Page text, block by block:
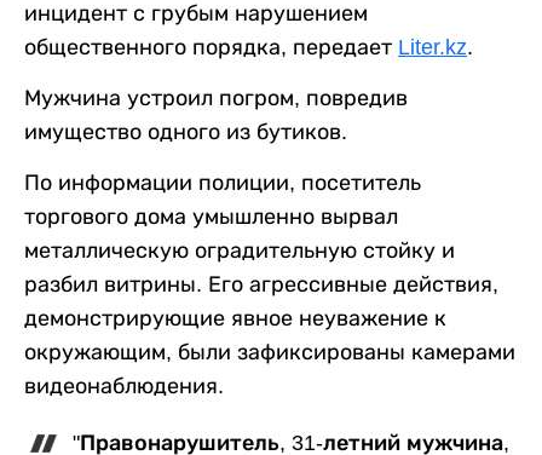
инцидент с грубым нарушением
общественного порядка, передает Liter.kz.
Мужчина устроил погром, повредив
имущество одного из бутиков.
По информации полиции, посетитель
торгового дома умышленно вырвал
металлическую оградительную стойку и
разбил витрины. Его агрессивные действия,
демонстрирующие явное неуважение к
окружающим, были зафиксированы камерами
видеонаблюдения.
"Правонарушитель, 31-летний мужчина,